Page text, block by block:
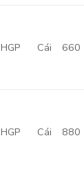
HGP Cái 660
HGP Cái 880